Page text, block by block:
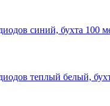
синий, бухта 100
теплый белый,